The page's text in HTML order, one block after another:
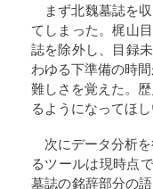
まず北魏墓誌を
てしまった。梶山
誌を除外し、目録
わゆる下準備の時
難しさを覚えた。
るようになってほし
次にデータ分析
るツールは現時点
墓誌の銘辞部分の